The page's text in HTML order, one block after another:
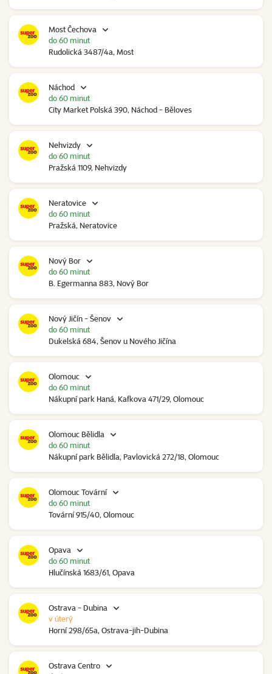
Most Čechova
Rudolická 3487/4a, Most
do 60 minut
Náchod
City Market Polská 390, Náchod - Běloves
do 60 minut
Nehvizdy
Pražská 1109, Nehvizdy
do 60 minut
Neratovice
Pražská, Neratovice
do 60 minut
Nový Bor
B. Egermanna 883, Nový Bor
do 60 minut
Nový Jičín - Šenov
Dukelská 684, Šenov u Nového Jičína
do 60 minut
Olomouc
Nákupní park Haná, Kafkova 471/29, Olomouc
do 60 minut
Olomouc Bělidla
Nákupní park Bělidla, Pavlovická 272/18, Olomouc
do 60 minut
Olomouc Tovární
Tovární 915/40, Olomouc
do 60 minut
Opava
Hlučínská 1683/61, Opava
do 60 minut
Ostrava - Dubina
Horní 298/65a, Ostrava-jih-Dubina
v úterý
Ostrava Centro